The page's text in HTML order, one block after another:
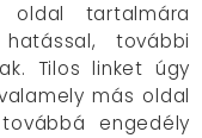
tartalmára
további
Tilos linket úgy
más oldal
engedély